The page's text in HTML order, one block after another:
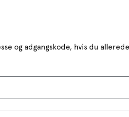
og adgangskode, hvis du allerede